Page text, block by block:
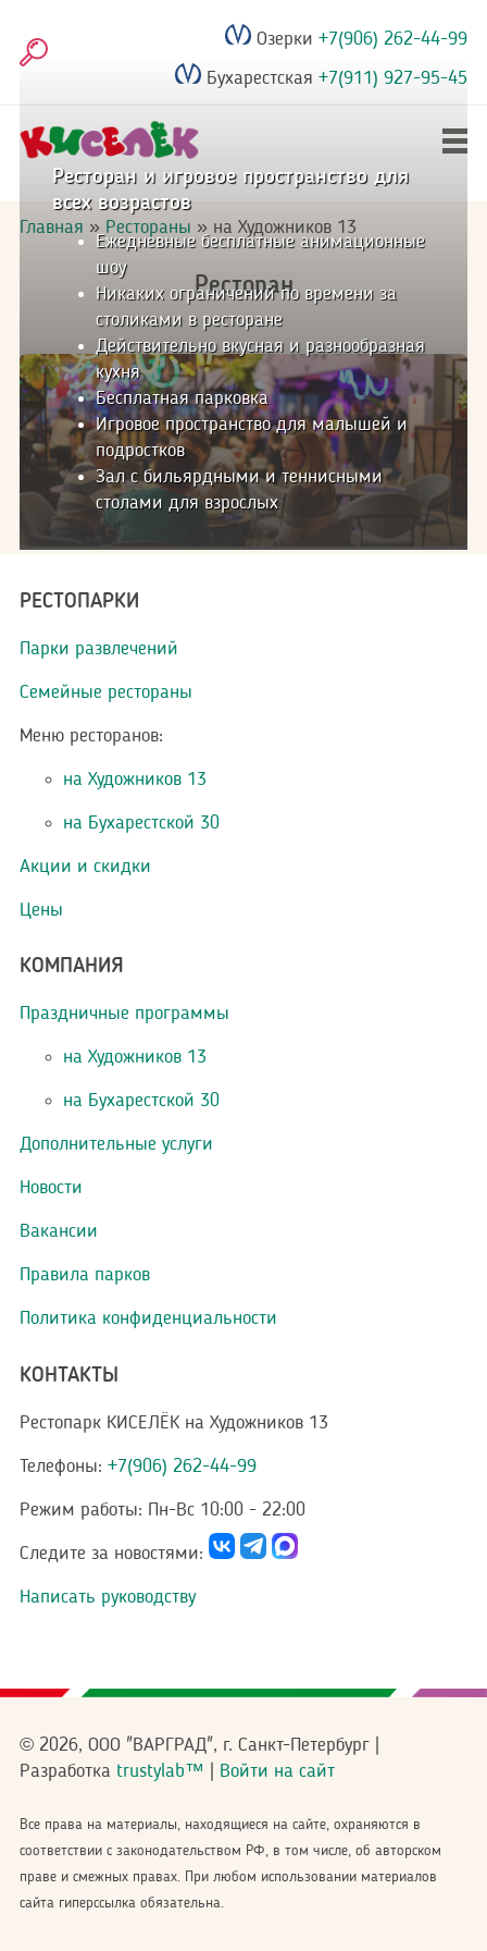
к
содержанию
Озерки +7(906) 262-44-99
Бухарестская +7(911) 927-95-45
Главное
меню
Дни рождения
Рестораны
Акции
Фотогалерея
Цены
Строка
навигации
Главная Рестораны на Художников 13
Ресторан
Ресторан и игровое пространство для
всех возрастов
Ежедневные бесплатные анимационные
шоу
Никаких ограничений по времени за
столиками в ресторане
Действительно вкусная и разнообразная
кухня
Бесплатная парковка
Игровое пространство для малышей и
подростков
Зал с бильярдными и теннисными
столами для взрослых
РЕСТОПАРКИ
Парки развлечений
Семейные рестораны
Меню ресторанов:
на Художников 13
на Бухарестской 30
Акции и скидки
Цены
КОМПАНИЯ
Праздничные программы
на Художников 13
на Бухарестской 30
Дополнительные услуги
Новости
Вакансии
Правила парков
Политика конфиденциальности
КОНТАКТЫ
Рестопарк КИСЕЛЁК на Художников 13
Телефоны: +7(906) 262-44-99
Режим работы: Пн-Вс 10:00 - 22:00
Следите за новостями:
Написать руководству
© 2026, ООО "ВАРГРАД", г. Санкт-Петербург |
Разработка trustylab™ Войти на сайт
Все права на материалы, находящиеся на сайте, охраняются в
соответствии с законодательством РФ, в том числе, об авторском
праве и смежных правах. При любом использовании материалов
сайта гиперссылка обязательна.